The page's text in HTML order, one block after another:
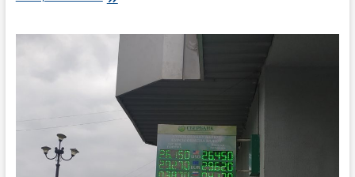
Лисичанске
марта
2020
(Фото)